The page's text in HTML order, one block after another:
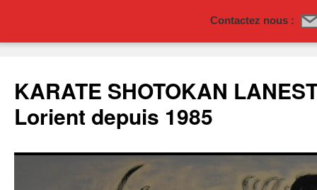
Contactez nous :
contenu
KARATE SHOTOKAN
Lorient depuis 1985